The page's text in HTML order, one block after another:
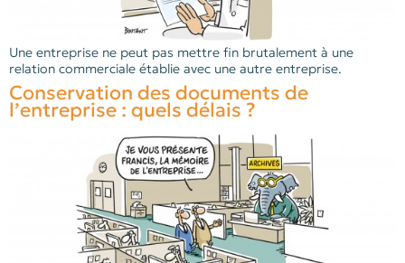
Une entreprise ne peut pas mettre fin brutalement à une
relation commerciale établie avec une autre entreprise.
Conservation des documents de
l’entreprise : quels délais ?